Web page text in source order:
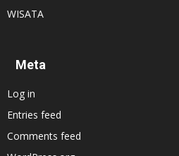
WISATA
Meta
Log in
Entries feed
Comments feed